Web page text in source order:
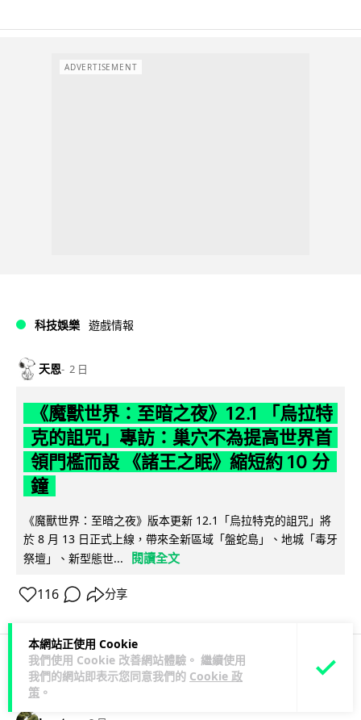
本網站正使用 Cookie
我們使用 Cookie 改善網站體驗。 繼續使用
我們的網站即表示您同意我們的 Cookie 政
策 。
ADVERTISEMENT
科技娛樂 遊戲情報
天恩 2 日
《魔獸世界：至暗之夜》12.1 「烏拉特
克的詛咒」專訪：巢穴不為提高世界首
領門檻而設 《諸王之眠》縮短約 10 分
鐘
《魔獸世界：至暗之夜》版本更新 12.1「烏拉特克的詛咒」將
於 8 月 13 日正式上線，帶來全新區域「盤蛇島」、地城「毒牙
祭壇」、新型態世...
閱讀全文
116 分享
科技娛樂 遊戲情報